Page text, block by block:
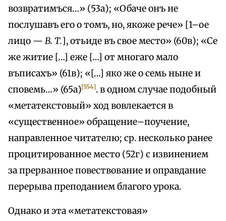
возвратимъся…» (53а); «Обаче онъ не
послушавъ его о томъ, но, якоже рече» [1–ое
лицо — В. Т.], отьиде въ свое место» (60в); «Се
же житие […] еже […] от многаго мало
въписахъ» (61в); «[…] яко же о семь ныне и
сповемь…» (65а)[554]. в одном случае подобный
«метатекстовый» ход вовлекается в
«существенное» обращение–поучение,
направленное читателю; ср. несколько ранее
процитированное место (52г) с извинением
за прерванное повествование и оправдание
перерыва преподанием благого урока.
Однако и эта «метатекстовая»